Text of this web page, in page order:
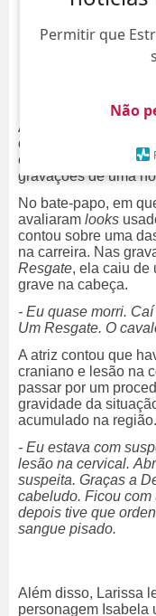
Permitir que
Não
A vida de atriz não é
comprovou isso. Em
ela relembrou o
gravações de uma
No bate-papo, em
avaliaram looks
contou sobre uma
na carreira. Nas
Resgate, ela caiu de
grave na cabeça.
- Eu quase morri.
Um Resgate. O
A atriz contou que
craniano e lesão na
passar por um
gravidade da
acumulado na região.
- Eu estava com
lesão na cervical.
suspeita. Graças a
cabeludo. Ficou
depois tive que
sangue pisado.
Além disso, Larissa
personagem Isabela